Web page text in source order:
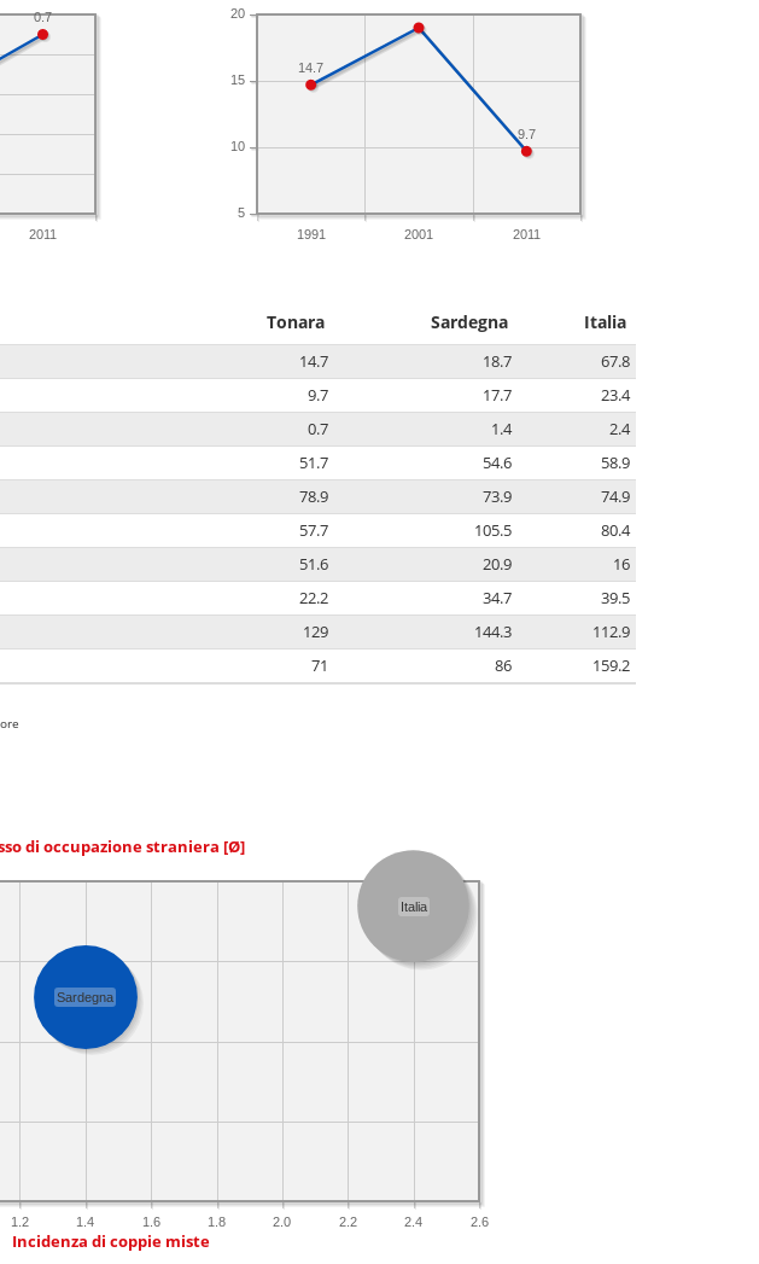
2011
0.7
1991 2001 2011
5
10
15
20
9.7
14.7
Tonara Sardegna Italia
14.7 18.7
67.8
9.7 17.7
23.4
0.7 1.4
2.4
51.7 54.6
58.9
78.9 73.9
74.9
57.7 105.5
80.4
51.6 20.9
16
22.2 34.7
39.5
129 144.3
112.9
71 86 159.2
di occupazione straniera [Ø]
1.2 1.4 1.6 1.8 2.0 2.2 2.4 2.6
Italia
Sardegna
Incidenza di coppie miste